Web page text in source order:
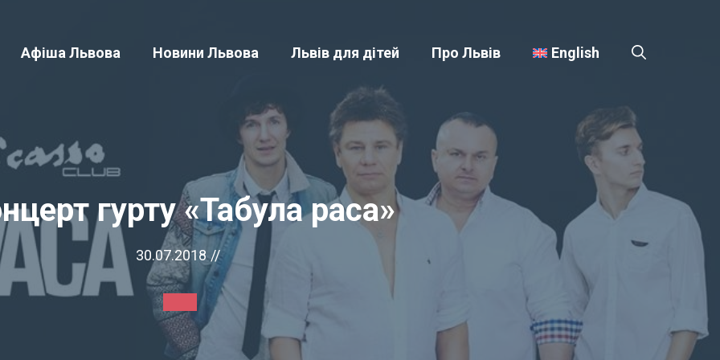
Афіша Львова Новини Львова Львів для дітей Про Львів English
гурту «Табула раса»
30.07.2018 //